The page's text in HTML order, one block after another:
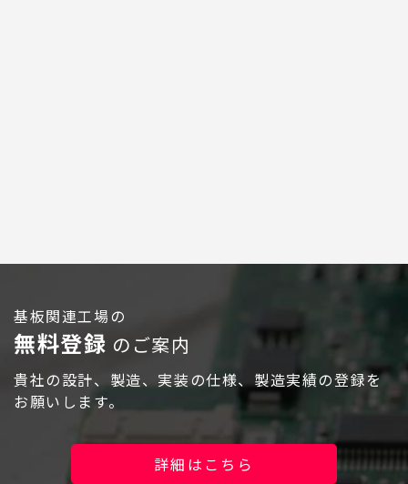
基板関連工場の
無料登録 のご案内
貴社の設計、製造、実装の仕様、製造実績の登録を
お願いします。
詳細はこちら